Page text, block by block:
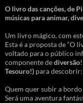
O livro das canções,de
músicas para animar,
Um livro mágico, com
Esta é a proposta de “O
voltado para o público
componente dediversão
Tesouro!) para descobrir:
Quem quer subir a
Será uma aventura